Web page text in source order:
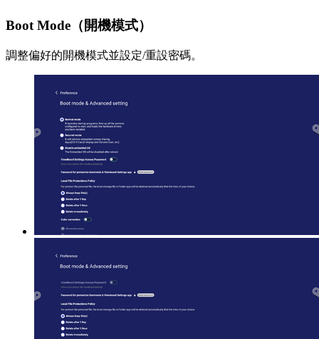
Boot Mode（開機模式）
調整偏好的開機模式並設定/重設密碼。